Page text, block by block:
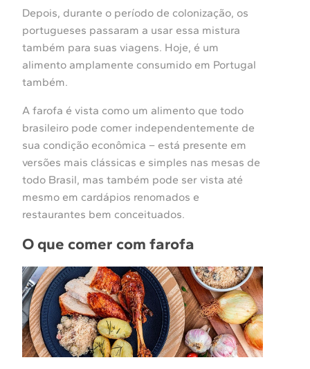
Depois, durante o período de colonização, os
portugueses passaram a usar essa mistura
também para suas viagens. Hoje, é um
alimento amplamente consumido em Portugal
também.
A farofa é vista como um alimento que todo
brasileiro pode comer independentemente de
sua condição econômica – está presente em
versões mais clássicas e simples nas mesas de
todo Brasil, mas também pode ser vista até
mesmo em cardápios renomados e
restaurantes bem conceituados.
O que comer com farofa